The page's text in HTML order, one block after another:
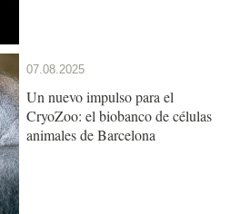
07.08.2025
Un nuevo impulso para el
CryoZoo: el biobanco de células
animales de Barcelona